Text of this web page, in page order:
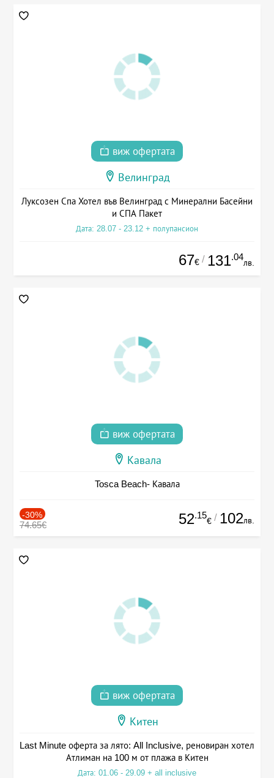
виж офертата
Велинград
Луксозен Спа Хотел във Велинград с Минерални Басейни
и СПА Пакет
Дата: 28.07 - 23.12 + полупансион
67€ / 131.04
лв.
виж офертата
Кавала
Tosca Beach- Кавала
-30%
74.65€ 52.15
€ / 102лв.
виж офертата
Китен
Last Minute оферта за лято: All Inclusive, реновиран хотел
Атлиман на 100 м от плажа в Китен
Дата: 01.06 - 29.09 + all inclusive